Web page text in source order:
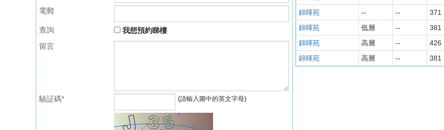
電郵
查詢
我想預約睇樓
留言
驗証碼* (請輸入圖中的英文字母)
錦暉苑
-- -- 371
錦暉苑
低層 -- 381
錦暉苑
高層 -- 426
錦暉苑
高層 -- 381